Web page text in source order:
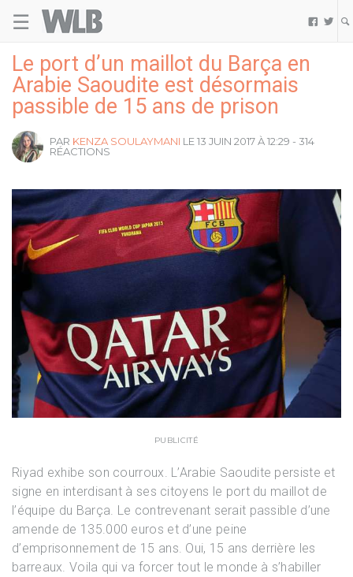
☰  
Le port d’un maillot du Barça en
Arabie Saoudite est désormais
passible de 15 ans de prison
PAR KENZA SOULAYMANI LE 13 JUIN 2017 À 12:29 - 314
RÉACTIONS
PUBLICITÉ
Riyad exhibe son courroux. L’Arabie Saoudite persiste et
signe en interdisant à ses citoyens le port du maillot de
l’équipe du Barça. Le contrevenant serait passible d’une
amende de 135.000 euros et d’une peine
d’emprisonnement de 15 ans. Oui, 15 ans derrière les
barreaux. Voila qui va forcer tout le monde à s’habiller